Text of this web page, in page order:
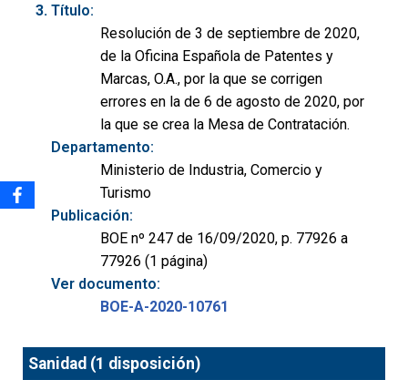
Título:
Resolución de 3 de septiembre de 2020,
de la Oficina Española de Patentes y
Marcas, O.A., por la que se corrigen
errores en la de 6 de agosto de 2020, por
la que se crea la Mesa de Contratación.
Departamento:
Ministerio de Industria, Comercio y
Turismo
Publicación:
BOE nº 247 de 16/09/2020, p. 77926 a
77926 (1 página)
Ver documento:
BOE-A-2020-10761
Sanidad (1 disposición)